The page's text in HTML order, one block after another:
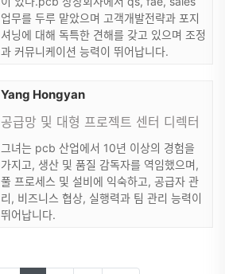
업무를 두루 맡았으며 고객개발전략과 포지
셔닝에 대해 독특한 견해를 갖고 있으며 조정
과 커뮤니케이션 능력이 뛰어납니다.
Yang Hongyan
공급망 및 대형 프로젝트 센터 디렉터
그녀는 pcb 산업에서 10년 이상의 경험을
가지고, 생산 및 품질 감독자를 역임했으며,
풀 프로세스 및 설비에 익숙하고, 공급자 관
리, 비즈니스 협상, 실행력과 팀 관리 능력이
뛰어납니다.